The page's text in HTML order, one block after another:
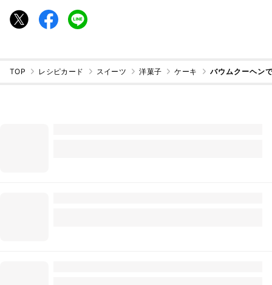
TOP レシピカード スイーツ 洋菓子 ケーキ バウムクーヘン